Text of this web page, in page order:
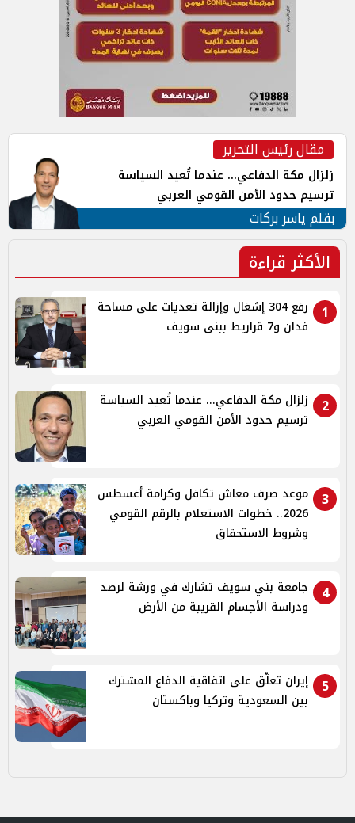
مقال رئيس التحرير
زلزال مكة الدفاعي... عندما تُعيد السياسة
ترسيم حدود الأمن القومي العربي
بقلم ياسر بركات
الأكثر قراءة
1
رفع 304 إشغال وإزالة تعديات على مساحة
فدان و7 قراريط ببنى سويف
2
زلزال مكة الدفاعي... عندما تُعيد السياسة
ترسيم حدود الأمن القومي العربي
3
موعد صرف معاش تكافل وكرامة أغسطس
2026.. خطوات الاستعلام بالرقم القومي
وشروط الاستحقاق
4
جامعة بني سويف تشارك في ورشة لرصد
ودراسة الأجسام القريبة من الأرض
5
إيران تعلّق على اتفاقية الدفاع المشترك
بين السعودية وتركيا وباكستان